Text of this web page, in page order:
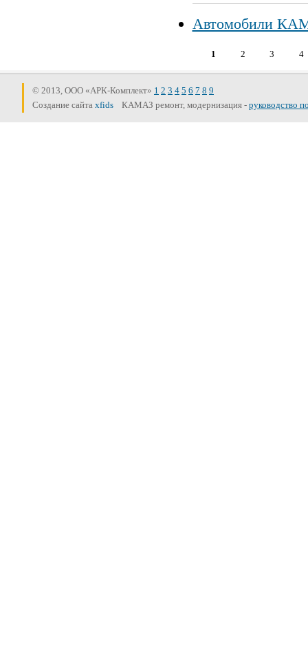
Автомобили
Страницы
1 2 3 4
© 2013, ООО «АРК-Комплект» 1 2 3 4 5 6 7 8 9
Создание сайта xfids КАМАЗ ремонт, модернизация - руководство